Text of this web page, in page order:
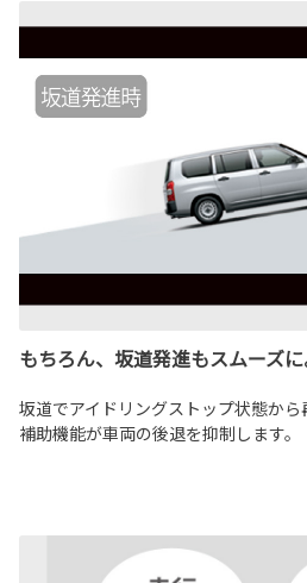
もちろん、坂道発進もスムーズに
坂道でアイドリングストップ状態か
補助機能が車両の後退を抑制します。